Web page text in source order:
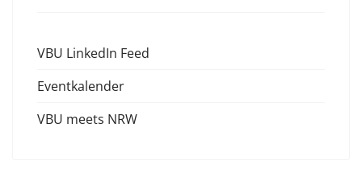
VBU LinkedIn Feed
Eventkalender
VBU meets NRW